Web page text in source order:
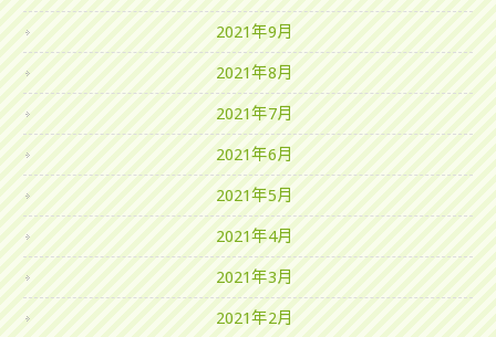
2021年9月
2021年8月
2021年7月
2021年6月
2021年5月
2021年4月
2021年3月
2021年2月